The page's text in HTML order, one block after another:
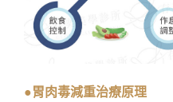
●胃肉毒減重治療原理